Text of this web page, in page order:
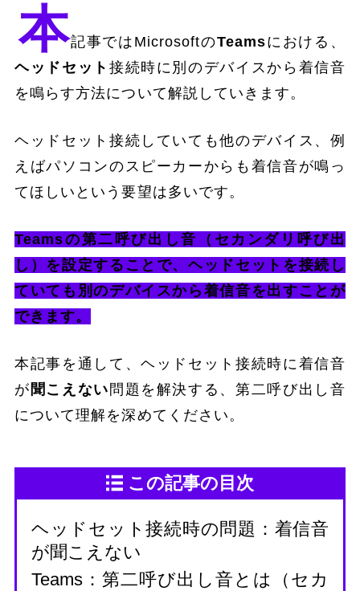
本記事ではMicrosoftのTeamsにおける、
ヘッドセット 接続時に別のデバイスから着信音
を鳴らす方法について解説していきます。
ヘッドセット接続していても他のデバイス、例
えばパソコンのスピーカーからも着信音が鳴っ
てほしいという要望は多いです。
Teamsの第二呼び出し音（セカンダリ呼び出
し）を設定することで、ヘッドセットを接続し
ていても別のデバイスから着信音を出すことが
できます。
本記事を通して、ヘッドセット接続時に着信音
が 聞こえない 問題を解決する、第二呼び出し音
について理解を深めてください。
この記事の目次
ヘッドセット接続時の問題：着信音
が聞こえない
Teams：第二呼び出し音とは（セカ